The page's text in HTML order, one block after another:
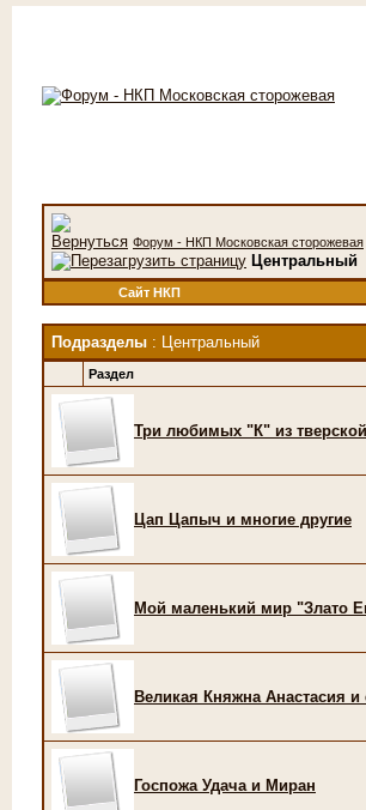
Форум - НКП Московская сторожевая
Центральный
Сайт НКП
Подразделы : Центральный
Раздел
Три любимых "К" из
Цап Цапыч и многие другие
Мой маленький мир "Злато
Великая Княжна Анастасия
Госпожа Удача и Миран